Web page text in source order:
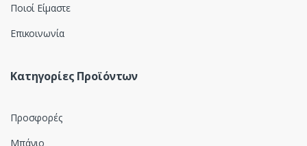
Ποιοί Είμαστε
Επικοινωνία
Κατηγορίες Προϊόντων
Προσφορές
Μπάνιο